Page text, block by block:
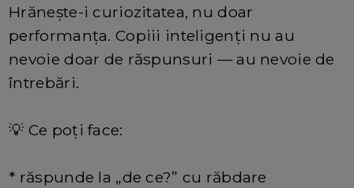
Hrănește-i curiozitatea, nu doar
performanța. Copiii inteligenți nu au
nevoie doar de răspunsuri — au nevoie de
întrebări.
💡 Ce poți face:
* răspunde la „de ce?” cu răbdare